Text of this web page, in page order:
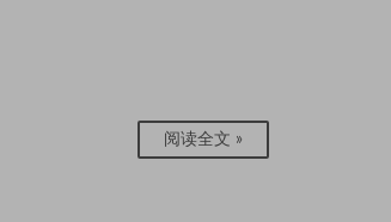
阅读全文 »